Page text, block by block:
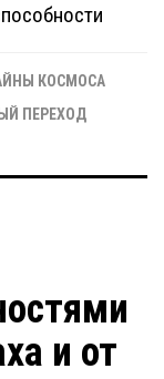
КОСМОСА
ПЕРЕХОД
и от